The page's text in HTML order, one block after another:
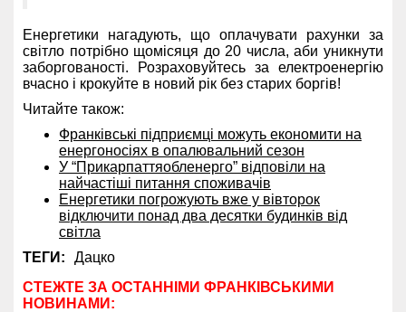
Енергетики нагадують, що оплачувати рахунки за
світло потрібно щомісяця до 20 числа, аби уникнути
заборгованості. Розраховуйтесь за електроенергію
вчасно і крокуйте в новий рік без старих боргів!
Читайте також:
Франківські підприємці можуть економити на
енергоносіях в опалювальний сезон
У “Прикарпаттяобленерго” відповіли на
найчастіші питання споживачів
Енергетики погрожують вже у вівторок
відключити понад два десятки будинків від
світла
ТЕГИ:
Дацко
СТЕЖТЕ ЗА ОСТАННІМИ ФРАНКІВСЬКИМИ
НОВИНАМИ: